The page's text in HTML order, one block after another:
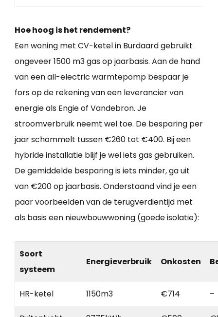
Hoe hoog is het rendement?
Een woning met CV-ketel in Burdaard gebruikt
ongeveer 1500 m3 gas op jaarbasis. Aan de hand
van een all-electric warmtepomp bespaar je
fors op de rekening van een leverancier van
energie als Engie of Vandebron. Je
stroomverbruik neemt wel toe. De besparing per
jaar schommelt tussen €260 tot €400. Bij een
hybride installatie blijf je wel iets gas gebruiken.
De gemiddelde besparing is iets minder, ga uit
van €200 op jaarbasis. Onderstaand vind je een
paar voorbeelden van de terugverdientijd met
als basis een nieuwbouwwoning (goede isolatie):
Soort
systeem
Energieverbruik Onkosten
HR-ketel 1150m3 €714 –